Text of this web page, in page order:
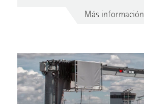
Más información